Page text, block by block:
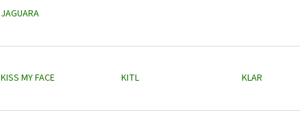
JAGUARA
KISS MY FACE KITL KLAR